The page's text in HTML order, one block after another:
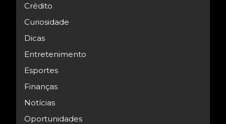
Crédito
Curiosidade
Dicas
Entretenimento
Esportes
Finanças
Notícias
Oportunidades